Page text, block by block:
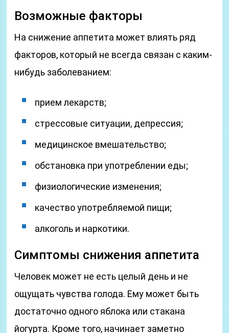
Возможные факторы
На снижение аппетита может влиять ряд
факторов, который не всегда связан с каким-
нибудь заболеванием:
прием лекарств;
стрессовые ситуации, депрессия;
медицинское вмешательство;
обстановка при употреблении еды;
физиологические изменения;
качество употребляемой пищи;
алкоголь и наркотики.
Симптомы снижения аппетита
Человек может не есть целый день и не
ощущать чувства голода. Ему может быть
достаточно одного яблока или стакана
йогурта. Кроме того, начинает заметно